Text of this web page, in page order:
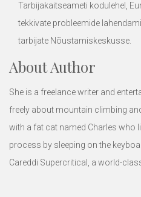
Tarbijakaitseameti kodulehel
,
tekkivate probleemide
tarbijate Nõustamiskeskusse
About Author
She is a freelance writer and
freely about mountain climbing
with a fat cat named Charles who
process by sleeping on the
Careddi Supercritical
, a world-